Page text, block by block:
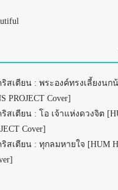
สเตียน : พระองค์ทรงเลี้ยงนก
PROJECT Cover]
สเตียน : โอ เจ้าแห่งดวงจิต
Cover]
สเตียน : ทุกลมหายใจ [HUM